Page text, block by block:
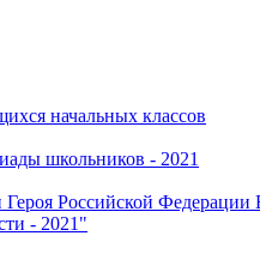
начальных классов
школьников - 2021
Российской Федерации
- 2021"